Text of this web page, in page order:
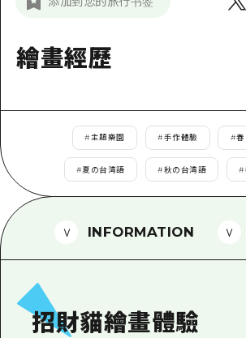
標準
治癒
自然
短途旅行
一日遊
1晚2天
2晚3天
東山口
超值遊覽門票
廣島免費 Wi-Fi
面向外國遊客的街角
照片下載
繪畫經歷
#主題樂園 #手作體驗 #春
#夏の台湾語 #秋の台湾語 #
INFORMATION
招財貓繪畫體驗